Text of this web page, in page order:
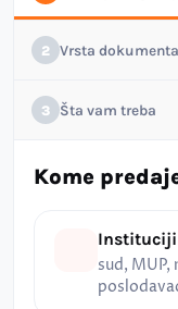
2 Vrsta dokumenta
3 Šta vam treba
Kome
sud,